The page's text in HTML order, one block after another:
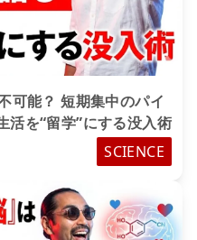
可能？ 短期集中のパイ
活を“留学”にする没入術
SCIENCE